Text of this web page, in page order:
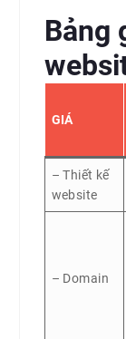
Bảng
GIÁ
– Thiết kế
website
– Domain